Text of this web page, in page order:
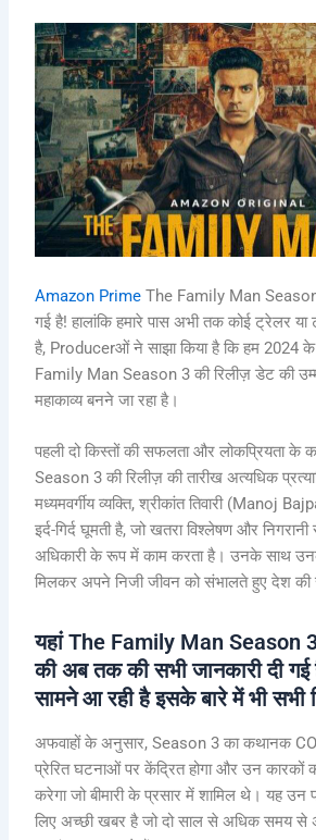
k
p
e
r
k
Amazon Prime The Family Man Season
गई है! हालांकि हमारे पास अभी तक कोई ट्रेलर या
है, Producerओं ने साझा किया है कि हम 2024
Family Man Season 3 की रिलीज़ डेट की
महाकाव्य बनने जा रहा है।
पहली दो किस्तों की सफलता और लोकप्रियता के
Season 3 की रिलीज़ की तारीख अत्यधिक
मध्यमवर्गीय व्यक्ति, श्रीकांत तिवारी (Manoj
इर्द-गिर्द घूमती है, जो खतरा विश्लेषण और
अधिकारी के रूप में काम करता है। उनके साथ
मिलकर अपने निजी जीवन को संभालते हुए देश की
यहां The Family Man Season
की अब तक की सभी जानकारी दी
सामने आ रही है इसके बारे में भी सभी
अफवाहों के अनुसार, Season 3 का कथानक
प्रेरित घटनाओं पर केंद्रित होगा और उन कारकों
करेगा जो बीमारी के प्रसार में शामिल थे। यह
लिए अच्छी खबर है जो दो साल से अधिक समय से